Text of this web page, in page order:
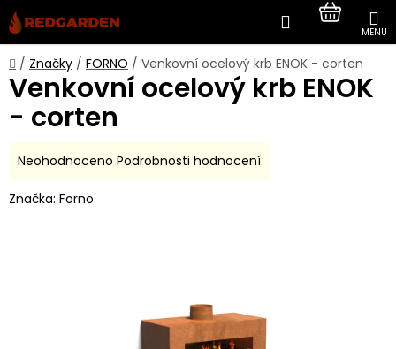
Přejít
na
obsah
Hledat
KOŠÍK
Domů
/ Značky / FORNO / Venkovní ocelový krb ENOK - corten
Venkovní ocelový krb ENOK
- corten
Průměrné
produktu
Neohodnoceno Podrobnosti hodnocení
Značka: Forno